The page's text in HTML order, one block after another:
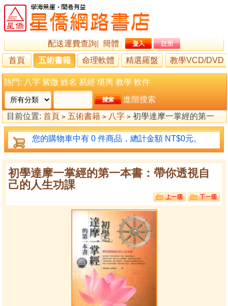
配送運費查詢
簡體
首頁
五術書籍 命理軟體 精選羅盤 教學VCD/DVD
熱門: 八字 紫微 姓名 易經 堪輿 教學 軟件
進階搜索
目前位置: 首頁 > 五術書籍 > 八字 > 初學達摩一掌經的第一
本書：帶你透視自己的人生功課
您的購物車中有 0 件商品，總計金額 NT$0元。
初學達摩一掌經的第一本書：帶你透視自
己的人生功課